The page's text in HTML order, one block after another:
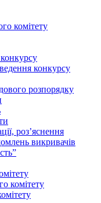
комітету
конкурсу
розпорядку
роз’яснення
викривачів
комітету